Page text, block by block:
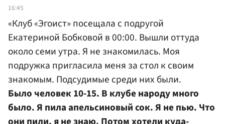
16:45
«Клуб «Эгоист» посещала с подругой
Екатериной Бобковой в 00:00. Вышли оттуда
около семи утра. Я не знакомилась. Моя
подружка пригласила меня за стол к своим
знакомым. Подсудимые среди них были.
Было человек 10-15. В клубе народу много
было. Я пила апельсиновый сок. Я не пью. Что